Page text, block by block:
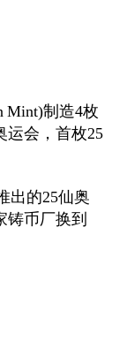
Mint)制造4枚
运会，首枚25
出的25仙奥
铸币厂换到